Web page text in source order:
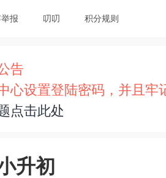
报 叨叨 积分规则
告
心设置登陆密码，并且牢
点击此处
升初